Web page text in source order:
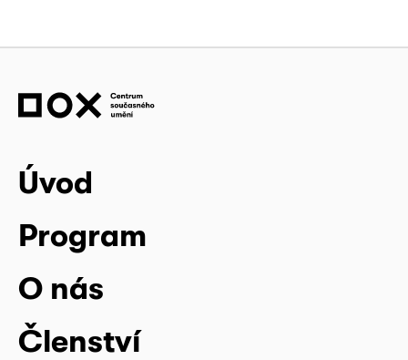
Úvod
Program
O nás
Členství